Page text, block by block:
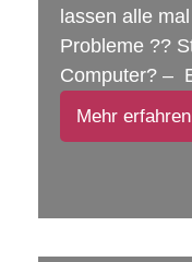
lassen alle
Probleme ??
Computer? –
Mehr erfahren